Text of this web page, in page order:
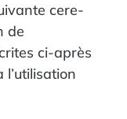
cere-
de
ci-après